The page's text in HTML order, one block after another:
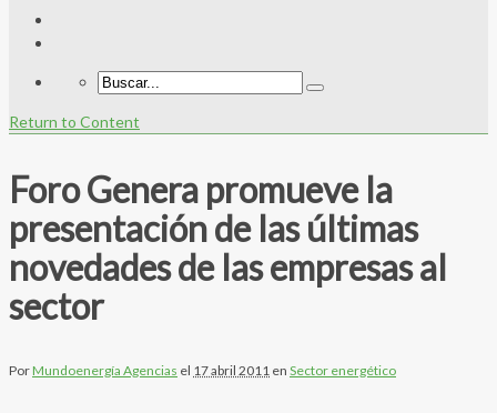
Return to Content
Foro Genera promueve la
presentación de las últimas
novedades de las empresas al
sector
PorMundoenergía Agencias el 17 abril 2011 en Sector energético